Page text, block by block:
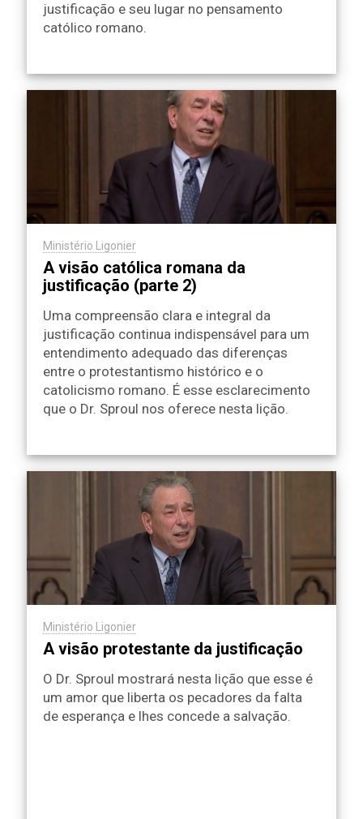
justificação e seu lugar no pensamento
católico romano.
Ministério Ligonier
A visão católica romana da
justificação (parte 2)
Uma compreensão clara e integral da
justificação continua indispensável para um
entendimento adequado das diferenças
entre o protestantismo histórico e o
catolicismo romano. É esse esclarecimento
que o Dr. Sproul nos oferece nesta lição.
Ministério Ligonier
A visão protestante da justificação
O Dr. Sproul mostrará nesta lição que esse é
um amor que liberta os pecadores da falta
de esperança e lhes concede a salvação.